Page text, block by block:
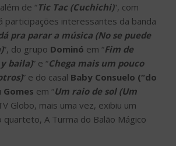
de “Tic Tac (Cuchichi)”, com
participações interessantes da banda
pra parar a música (No se puede
”, do grupo Dominó em “Fim de
baila)” e “Chega mais um pouco
” e do casal Baby Consuelo (“do
Gomes em “Um raio de sol (Um
Globo, mais uma vez, exibiu um
quarteto, A Turma do Balão Mágico